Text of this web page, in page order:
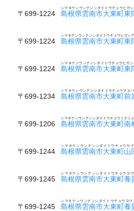
〒699-1224 島根県雲南市大東町東
シマネケンウンナンシダイトウチョウヒガシ
〒699-1224 島根県雲南市大東町東
シマネケンウンナンシダイトウチョウヒガシ
〒699-1224 島根県雲南市大東町東
シマネケンウンナンシダイトウチョウヒガ
〒699-1234 島根県雲南市大東町前
シマネケンウンナンシダイトウチョウマエバ
〒699-1206 島根県雲南市大東町南
シマネケンウンナンシダイトウチョウミナミ
〒699-1244 島根県雲南市大東町山
シマネケンウンナンシダイトウチョウヤマ
〒699-1245 島根県雲南市大東町養
シマネケンウンナンシダイトウチョウヨウ
〒699-1245 島根県雲南市大東町養
シマネケンウンナンシダイトウチョウヨウ